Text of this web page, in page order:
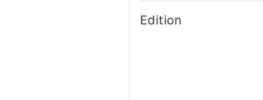
Edition